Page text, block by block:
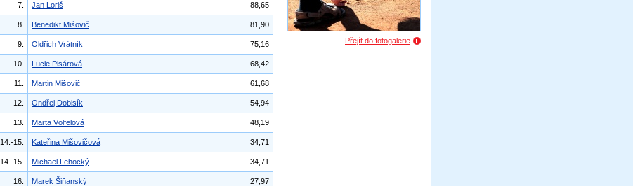
7. Jan Loriš 88,65
8. Benedikt Mišovič 81,90
9. Oldřich Vrátník 75,16
10. Lucie Pisárová 68,42
11. Martin Mišovič 61,68
12. Ondřej Dobisík 54,94
13. Marta Völfelová 48,19
14.-15. Kateřina Mišovičová 34,71
14.-15. Michael Lehocký 34,71
16. Marek Šiňanský 27,97
Přejít do fotogalerie